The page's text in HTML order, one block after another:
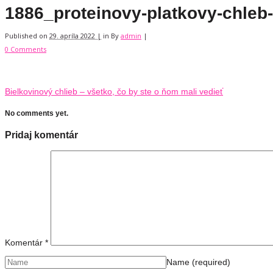
1886_proteinovy-platkovy-
Published on 29. apríla 2022 | in By admin |
0 Comments
Bielkovinový chlieb – všetko, čo by ste o ňom mali vedieť
No comments yet.
Pridaj komentár
Komentár *
Name (required)